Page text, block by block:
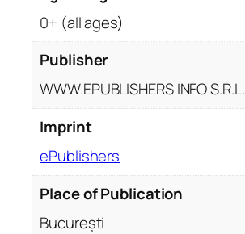
e
0+ (all ages)
Publisher
WWW.EPUBLISHERS INFO S.R.L.
Imprint
ePublishers
Place of Publication
București